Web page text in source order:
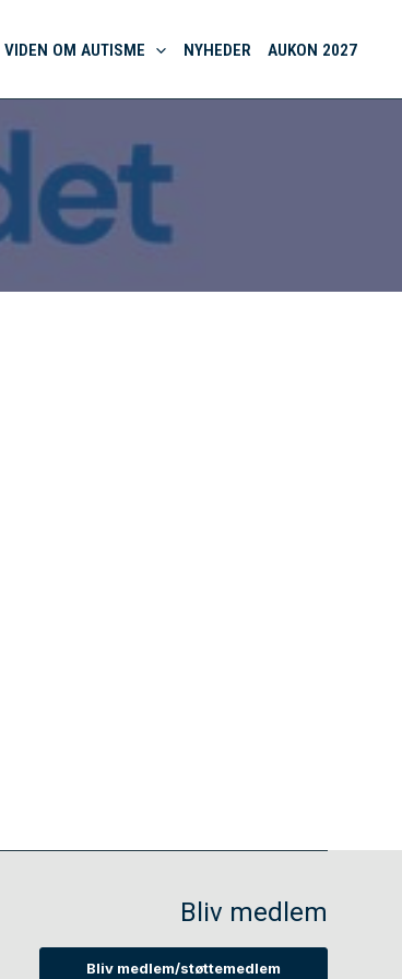
VIDEN OM AUTISME NYHEDER AUKON 2027
Bliv medlem
Bliv medlem/støttemedlem